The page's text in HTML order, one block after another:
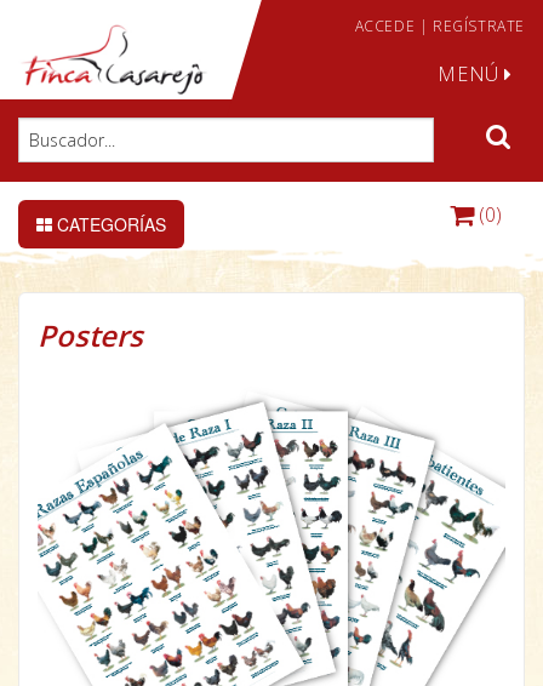
ACCEDE | REGÍSTRATE
MENÚ
CATEGORÍAS (0)
Posters